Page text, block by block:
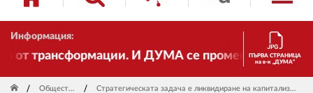
Информация:
И ДУМА се променя и ставаПЪРВА СТРАНИЦА
на в-к „ДУМА“
Общество Стратегическата задача е ликвидиране на капитализма